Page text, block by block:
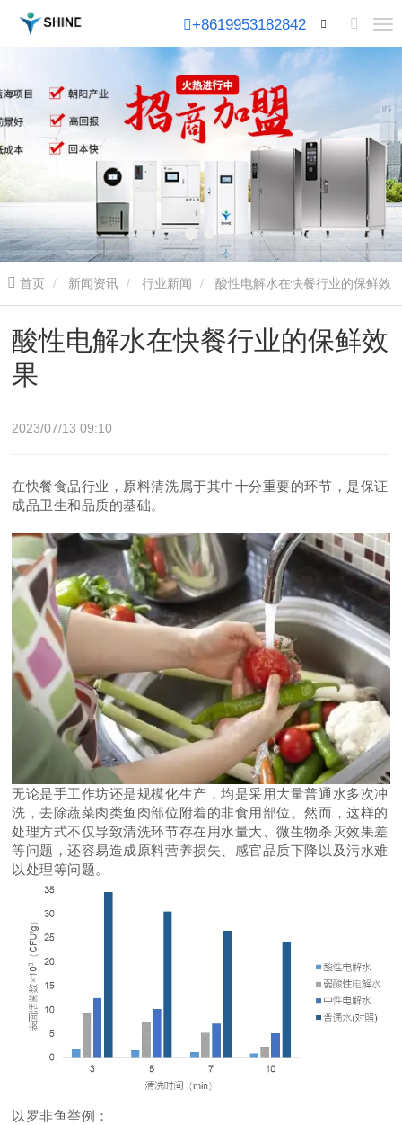
+8619953182842
首页 新闻资讯 行业新闻
果
酸性电解水在快餐行业的保鲜效
果
2023/07/13 09:10
在快餐食品行业，原料清洗属于其中十分重要的环节，是保证
成品卫生和品质的基础。
无论是手工作坊还是规模化生产，均是采用大量普通水多次冲
洗，去除蔬菜肉类鱼肉部位附着的非食用部位。然而，这样的
处理方式不仅导致清洗环节存在用水量大、微生物杀灭效果差
等问题，还容易造成原料营养损失、感官品质下降以及污水难
以处理等问题。
以罗非鱼举例：